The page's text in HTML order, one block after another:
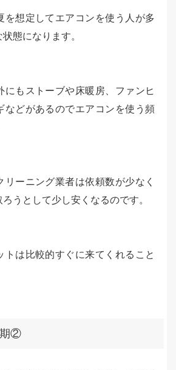
を想定してエアコンを使う人が多
態になります。
にもストーブや床暖房、ファンヒ
などがあるのでエアコンを使う頻
リーニング業者は依頼数が少なく
うとして少し安くなるのです。
トは比較的すぐに来てくれること
期②